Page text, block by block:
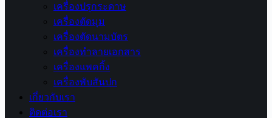
เครื่องปรุกระดาษ
เครื่องตัดมุม
เครื่องตัดนามบัตร
เครื่องทำลายเอกสาร
เครื่องแพคกิ้ง
เครื่องพับสันปก
เกี่ยวกับเรา
ติดต่อเรา